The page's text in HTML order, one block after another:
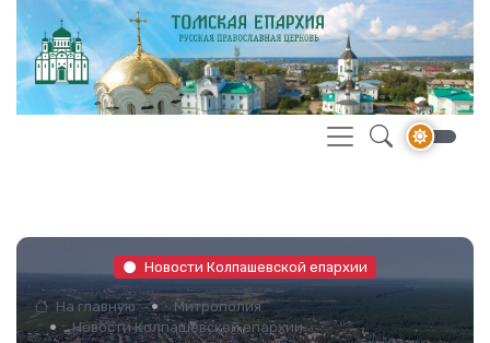
Новости Колпашевской епархии
На главную
Митрополия
Новости Колпашевской епархии